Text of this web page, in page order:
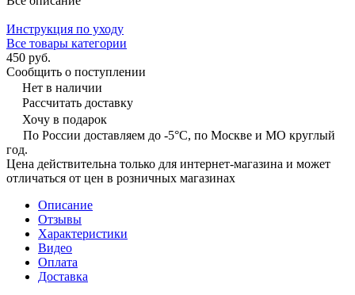
Инструкция по уходу
Все товары категории
450 руб.
Сообщить о поступлении
Нет в наличии
Рассчитать доставку
Хочу в подарок
По России доставляем до -5°C, по Москве и МО круглый
год.
Цена действительна только для интернет-магазина и может
отличаться от цен в розничных магазинах
Описание
Отзывы
Характеристики
Видео
Оплата
Доставка